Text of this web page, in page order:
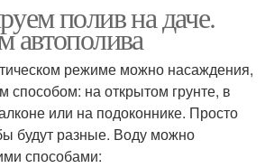
полив на даче.
автополива
режиме можно насаждения,
на открытом грунте, в
или на подоконнике. Просто
будут разные. Воду можно
способами: